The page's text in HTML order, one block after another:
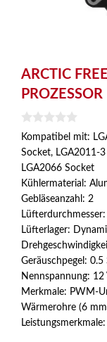
ARCTIC
0
v
o
n
Kompatibel mit:
Socket, LGA2011-
LGA2066 Socket
Kühlermaterial:
Gebläseanzahl : 2
Lüfterdurchmesser
Lüfterlager:
Geräuschpegel: 0.5
Nennspannung: 12
Merkmale: PWM-
Wärmerohre (6